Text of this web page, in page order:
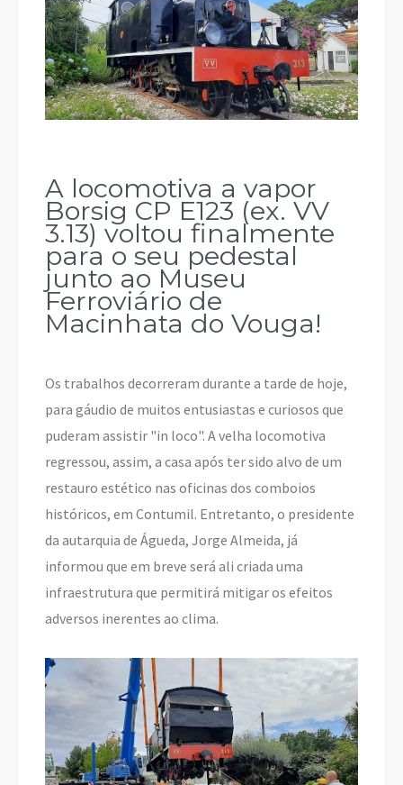
A locomotiva a vapor
Borsig CP E123 (ex. VV
3.13) voltou finalmente
para o seu pedestal
junto ao Museu
Ferroviário de
Macinhata do Vouga!
Os trabalhos decorreram durante a tarde de hoje,
para gáudio de muitos entusiastas e curiosos que
puderam assistir "in loco". A velha locomotiva
regressou, assim, a casa após ter sido alvo de um
restauro estético nas oficinas dos comboios
históricos, em Contumil. Entretanto, o presidente
da autarquia de Águeda, Jorge Almeida, já
informou que em breve será ali criada uma
infraestrutura que permitirá mitigar os efeitos
adversos inerentes ao clima.